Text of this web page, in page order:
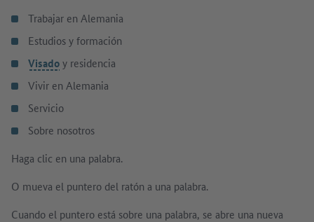
Trabajar en Alemania
Estudios y formación
Visadoy residencia
Vivir en Alemania
Servicio
Sobre nosotros
Haga clic en una palabra.
O mueva el puntero del ratón a una palabra.
Cuando el puntero está sobre una palabra, se abre una nueva